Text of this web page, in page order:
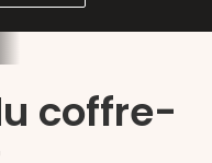
coffre-